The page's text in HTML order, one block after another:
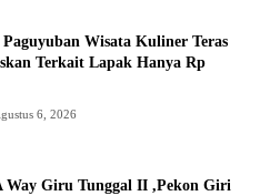
Paguyuban Wisata Kuliner Teras
Terkait Lapak Hanya Rp
6, 2026
Way Giru Tunggal II ,Pekon Giri